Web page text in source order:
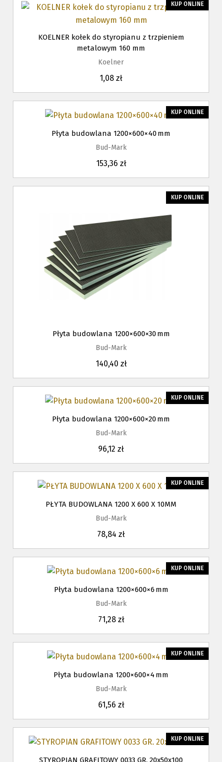
KOELNER kołek do styropianu z trzpieniem
metalowym 160 mm
Koelner
1,08 zł
KUP ONLINE
Płyta budowlana 1200×600×40 mm
Bud-Mark
153,36 zł
KUP ONLINE
Płyta budowlana 1200×600×30 mm
Bud-Mark
140,40 zł
KUP ONLINE
Płyta budowlana 1200×600×20 mm
Bud-Mark
96,12 zł
KUP ONLINE
PŁYTA BUDOWLANA 1200 X 600 X 10MM
Bud-Mark
78,84 zł
KUP ONLINE
Płyta budowlana 1200×600×6 mm
Bud-Mark
71,28 zł
KUP ONLINE
Płyta budowlana 1200×600×4 mm
Bud-Mark
61,56 zł
KUP ONLINE
STYROPIAN GRAFITOWY 0033 GR. 20x50x100
KUP ONLINE